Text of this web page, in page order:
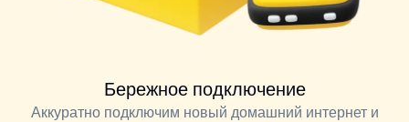
Бережное подключение
Аккуратно подключим новый домашний интернет и